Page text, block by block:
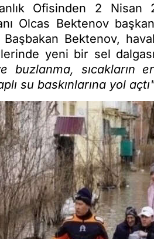
Ofisinden 2 Nisan
Olcas Bektenov
Bektenov,
yeni bir sel
buzlanma, sıcakların
su baskınlarına yol